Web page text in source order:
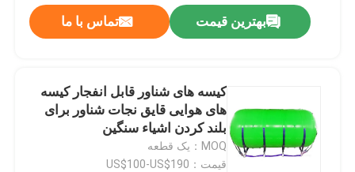
دربارهی ما
کنترل کیفیت
درخواست نقل قول
بهترین قیمت تماس با ما
کیسه های شناور قابل انفجار کیسه
های هوایی قایق نجات شناور برای
بلند کردن اشیاء سنگین
MOQ：یک قطعه
قیمت：US$100-US$190